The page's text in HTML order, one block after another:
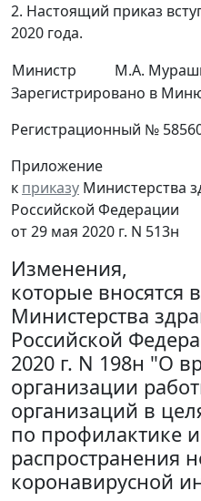
2. Настоящий приказ
2020 года.
Министр
М.А.
Зарегистрировано в
Регистрационный №
Приложение
к приказу Министерства
Российской Федерации
от 29 мая 2020 г. N 513н
Изменения,
которые вносятся
Министерства
Российской
2020 г. N 198н "О
организации
организаций в
по профилактике
распространения
коронавирусной